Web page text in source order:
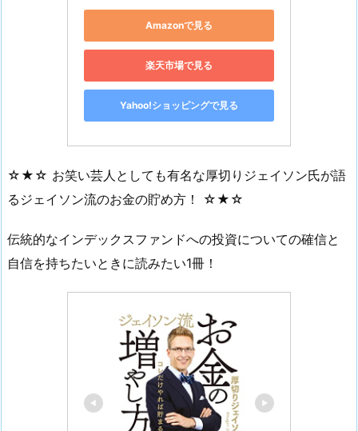
Amazonで見る
楽天市場で見る
Yahoo!ショッピングで見る
☆★☆ お笑い芸人としても有名な厚切りジェイソン氏が語
るジェイソン流のお金の貯め方！ ☆★☆
伝統的なインデックスファンドへの投資についての確信と
自信を持ちたいときに読みたい1冊！